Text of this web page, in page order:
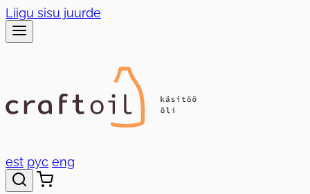
Liigu sisu juurde
est рус eng